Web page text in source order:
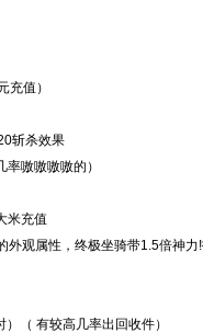
充值）
斩杀效果
嗷嗷嗷嗷的）
米充值
外观属性，终极坐骑带1.5倍神力
有较高几率出回收件）